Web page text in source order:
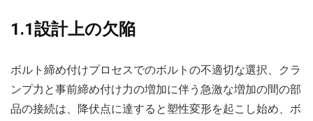
1.1設計上の欠陥
ボルト締め付けプロセスでのボルトの不適切な選択、クラ
ンプ力と事前締め付け力の増加に伴う急激な増加の間の部
品の接続は、降伏点に達すると塑性変形を起こし始め、ボ